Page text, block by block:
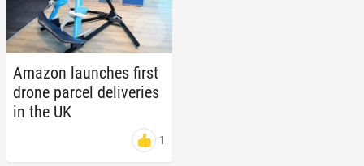
Amazon launch­es first
drone parcel de­liv­er­ies
in the UK
1